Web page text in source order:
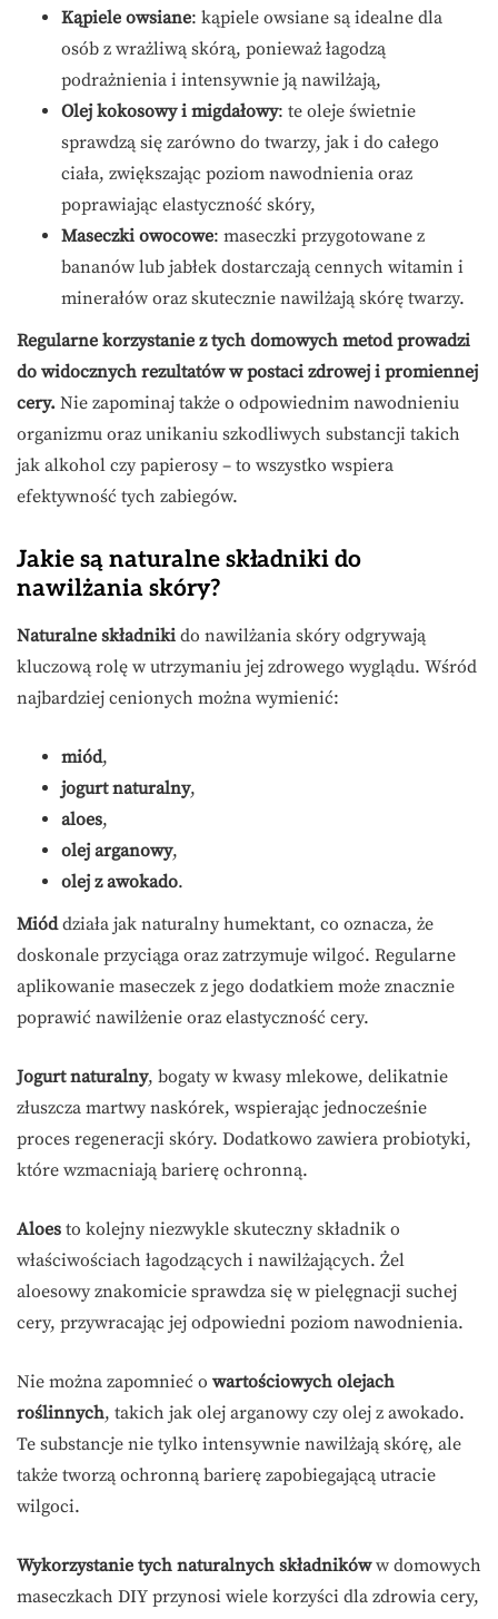
Kąpiele owsiane: kąpiele owsiane są idealne dla
osób z wrażliwą skórą, ponieważ łagodzą
podrażnienia i intensywnie ją nawilżają,
Olej kokosowy i migdałowy: te oleje świetnie
sprawdzą się zarówno do twarzy, jak i do całego
ciała, zwiększając poziom nawodnienia oraz
poprawiając elastyczność skóry,
Maseczki owocowe: maseczki przygotowane z
bananów lub jabłek dostarczają cennych witamin i
minerałów oraz skutecznie nawilżają skórę twarzy.
Regularne korzystanie z tych domowych metod prowadzi
do widocznych rezultatów w postaci zdrowej i promiennej
cery. Nie zapominaj także o odpowiednim nawodnieniu
organizmu oraz unikaniu szkodliwych substancji takich
jak alkohol czy papierosy – to wszystko wspiera
efektywność tych zabiegów.
Jakie są naturalne składniki do
nawilżania skóry?
Naturalne składniki do nawilżania skóry odgrywają
kluczową rolę w utrzymaniu jej zdrowego wyglądu. Wśród
najbardziej cenionych można wymienić:
miód,
jogurt naturalny,
aloes,
olej arganowy,
olej z awokado.
Mióddziała jak naturalny humektant, co oznacza, że
doskonale przyciąga oraz zatrzymuje wilgoć. Regularne
aplikowanie maseczek z jego dodatkiem może znacznie
poprawić nawilżenie oraz elastyczność cery.
Jogurt naturalny, bogaty w kwasy mlekowe, delikatnie
złuszcza martwy naskórek, wspierając jednocześnie
proces regeneracji skóry. Dodatkowo zawiera probiotyki,
które wzmacniają barierę ochronną.
Aloes to kolejny niezwykle skuteczny składnik o
właściwościach łagodzących i nawilżających. Żel
aloesowy znakomicie sprawdza się w pielęgnacji suchej
cery, przywracając jej odpowiedni poziom nawodnienia.
Nie można zapomnieć o wartościowych olejach
roślinnych, takich jak olej arganowy czy olej z awokado.
Te substancje nie tylko intensywnie nawilżają skórę, ale
także tworzą ochronną barierę zapobiegającą utracie
wilgoci.
Wykorzystanie tych naturalnych składnikóww domowych
maseczkach DIY przynosi wiele korzyści dla zdrowia cery,